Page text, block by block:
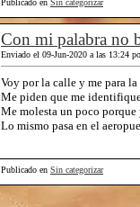
Publicado en Sin categorizar
Con mi palabra no
Enviado el 09-Jun-2020 a las 13:24
Voy por la calle y me para
Me piden que me
Me molesta un poco porque
Lo mismo pasa en el
Publicado en Sin categorizar